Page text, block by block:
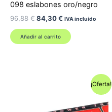
098 eslabones oro/negro
96,88€El
original
era:
84,30€ El
actual
es:
IVA incluido
Añadir al carrito
¡Oferta!